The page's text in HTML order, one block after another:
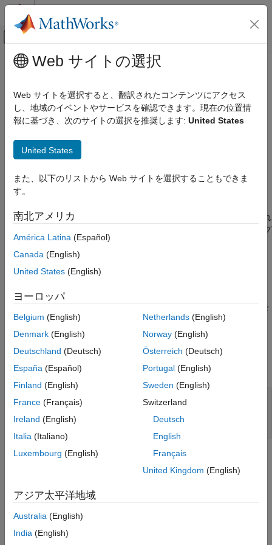
コンテンツへスキップ
オフキャンバス ナビゲーション メ
ドキュメンテーションのホーム
Computer Vision Toolbox
グラウンド トゥルースのイメージおよびビデ
AI アシストによる自動ラベル付け
項目一覧
説明
入力引数
メインコンテンツ
terminate
自動化されたアルゴリズムの終了 (オプション)
構文
説明
を処理した後、またはオートメーション アルゴリズムが停止され
たとき、オートメーション アルゴリズムの状態をクリーンアップ
します。
AutomationAlgorithm
terminate( )は、オートメーション アルゴリズムの状態を
クリーンアップします。
入力引数
すべて展開する
algObj— オートメーション アルゴリズム
vision.labeler.AutomationAlgorithm
ェクト
バージョン履歴
checkSetup|
Web サイトの選択
Web サイトを選択すると、翻訳されたコンテンツにアクセス
し、地域のイベントやサービスを確認できます。現在の位置情
報に基づき、次のサイトの選択を推奨します: United States
United States
また、以下のリストから Web サイトを選択することもできま
す。
南北アメリカ
América Latina (Español)
Canada (English)
United States (English)
ヨーロッパ
Belgium (English)
Denmark (English)
Deutschland (Deutsch)
España (Español)
Finland (English)
France (Français)
Ireland (English)
Italia (Italiano)
Luxembourg (English)
Netherlands(English)
Norway(English)
Österreich (Deutsch)
Portugal(English)
Sweden (English)
Switzerland
Deutsch
English
Français
United Kingdom (English)
アジア太平洋地域
Australia (English)
India (English)